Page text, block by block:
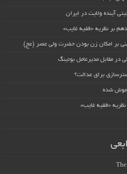
آینده ولایت در ایران
بر نظریه «فقیه غایب»
بر امکان زن بودن حضرت ولی عصر (عج)
در مقابل مدیرعامل بوئینگ
برای عدالت؟
شده
«فقیه غایب»